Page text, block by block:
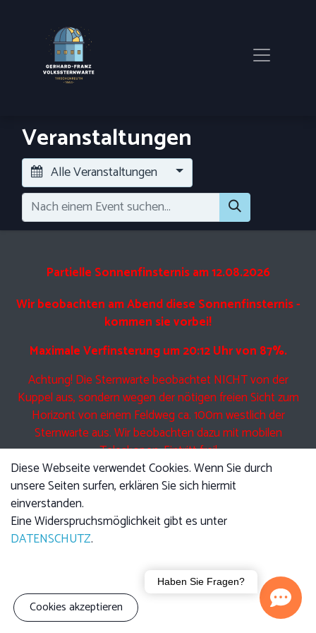
Veranstaltungen
Alle Veranstaltungen
Partielle Sonnenfinsternis am 12.08.2026
Wir beobachten am Abend diese Sonnenfinsternis -
kommen sie vorbei!
Maximale Verfinsterung um 20:12 Uhr von 87%.
Achtung! Die Sternwarte beobachtet NICHT von der
Kuppel aus, sondern wegen der nötigen freien Sicht zum
Horizont von einem Feldweg ca. 100m westlich der
Sternwarte aus. Wir beobachten dazu mit mobilen
Teleskopen. Eintritt frei!
Eine Führung am Freitag beinhaltet Anfangs den jeweils
angekündigten Vortrag, im Anschluss führen wir Sie durch
die Kuppel und zeigen Ihnen die Technik der Teleskope.
Anschließend bei klarem Himmel Beobachtung mit den
Teleskopen.
Bitte beachten sie, dass auch UNSER Teleskop nicht durch
Diese Webseite verwendet Cookies. Wenn Sie durch
unsere Seiten surfen, erklären Sie sich hiermit
einverstanden.
Eine Widerspruchsmöglichkeit gibt es unter
DATENSCHUTZ.
Cookies akzeptieren
Haben Sie Fragen?